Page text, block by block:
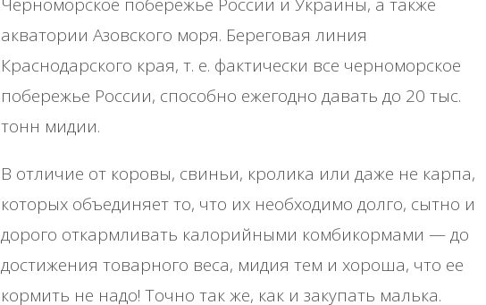
акватории Азовского моря. Береговая линия
Краснодарского края, т. е. фактически все черноморское
побережье России, способно ежегодно давать до 20 тыс.
тонн мидии.
В отличие от коровы, свиньи, кролика или даже не карпа,
которых объединяет то, что их необходимо долго, сытно и
дорого откармливать калорийными комбикормами — до
достижения товарного веса, мидия тем и хороша, что ее
кормить не надо! Точно так же, как и закупать малька.